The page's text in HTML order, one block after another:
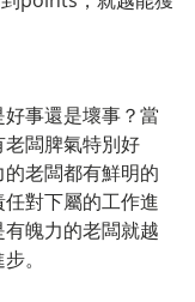
事還是壞事？當
闆脾氣特別好
老闆都有鮮明的
對下屬的工作進
魄力的老闆就越
。